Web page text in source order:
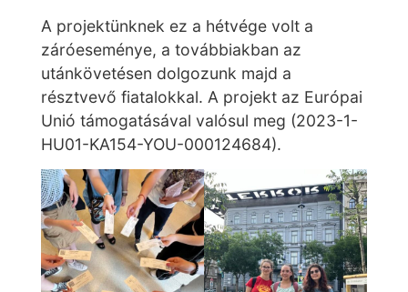
A projektünknek ez a hétvége volt a
záróeseménye, a továbbiakban az
utánkövetésen dolgozunk majd a
résztvevő fiatalokkal. A projekt az Európai
Unió támogatásával valósul meg (2023-1-
HU01-KA154-YOU-000124684).